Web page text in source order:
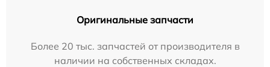
Оригинальные запчасти
Более 20 тыс. запчастей от производителя в
наличии на собственных складах.